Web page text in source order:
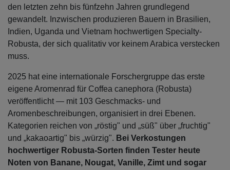
den letzten zehn bis fünfzehn Jahren grundlegend
gewandelt. Inzwischen produzieren Bauern in Brasilien,
Indien, Uganda und Vietnam hochwertigen Specialty-
Robusta, der sich qualitativ vor keinem Arabica verstecken
muss.
2025 hat eine internationale Forschergruppe das erste
eigene Aromenrad für Coffea canephora (Robusta)
veröffentlicht — mit 103 Geschmacks- und
Aromenbeschreibungen, organisiert in drei Ebenen.
Kategorien reichen von „röstig" und „süß" über „fruchtig"
und „kakaoartig" bis „würzig". Bei Verkostungen
hochwertiger Robusta-Sorten finden Tester heute
Noten von Banane, Nougat, Vanille, Zimt und sogar